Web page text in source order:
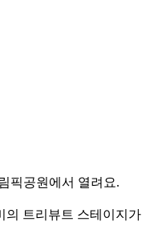
픽공원에서 열려요.
의 트리뷰트 스테이지가